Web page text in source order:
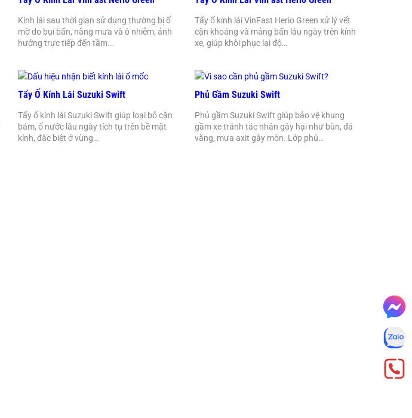
Kính lái sau thời gian sử dụng thường bị ố
mờ do bụi bẩn, nắng mưa và ô nhiễm, ảnh
hưởng trực tiếp đến tầm…
Tẩy ố kính lái VinFast Herio Green xử lý vết
cặn khoáng và mảng bẩn lâu ngày trên kính
xe, giúp khôi phục lại độ…
Tẩy Ố Kính Lái Suzuki Swift
Tẩy ố kính lái Suzuki Swift giúp loại bỏ cặn
bám, ố nước lâu ngày tích tụ trên bề mặt
kính, đặc biệt ở vùng…
Phủ Gầm Suzuki Swift
Phủ gầm Suzuki Swift giúp bảo vệ khung
gầm xe tránh tác nhân gây hại như bùn, đá
văng, mưa axit gây mòn. Lớp phủ…